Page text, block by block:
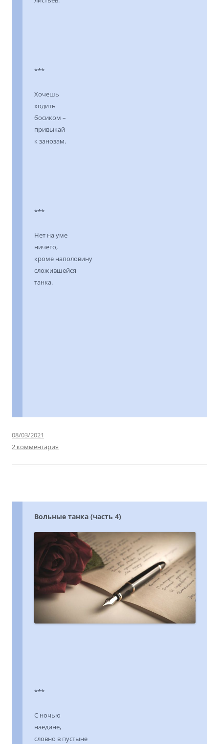
***
Хочешь
ходить
босиком –
привыкай
к занозам.
***
Нет на уме
ничего,
кроме наполовину
сложившейся
танка.
08/03/2021
2 комментария
Вольные танка (часть 4)
***
С ночью
наедине,
словно в пустыне